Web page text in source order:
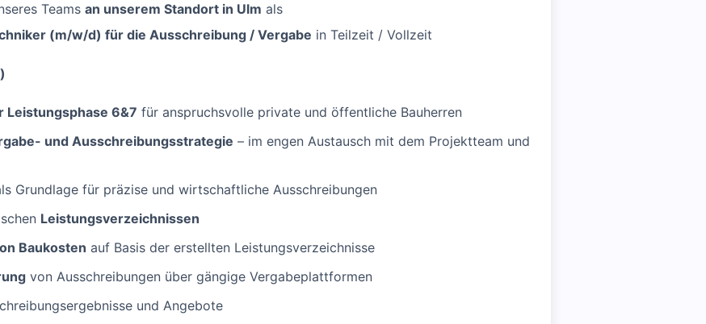
Teams an unserem Standort in Ulm als
(m/w/d) für die Ausschreibung / Vergabe in Teilzeit / Vollzeit
Leistungsphase 6&7 für anspruchsvolle private und öffentliche Bauherren
und Ausschreibungsstrategie – im engen Austausch mit dem Projektteam und
Grundlage für präzise und wirtschaftliche Ausschreibungen
Leistungsverzeichnissen
Baukosten auf Basis der erstellten Leistungsverzeichnisse
von Ausschreibungen über gängige Vergabeplattformen
und Angebote